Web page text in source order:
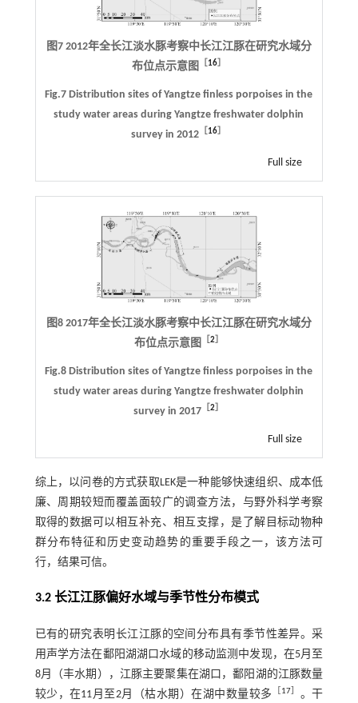
图7 2012年全长江淡水豚考察中长江江豚在研究水域分
布位点示意图［ 16］
Fig.7 Distribution sites of Yangtze finless porpoises in the
study water areas during Yangtze freshwater dolphin
survey in 2012
16］
Full size
图8 2017年全长江淡水豚考察中长江江豚在研究水域分
布位点示意图［ 2］
Fig.8 Distribution sites of Yangtze finless porpoises in the
study water areas during Yangtze freshwater dolphin
survey in 2017 ［2］
Full size
综上，以问卷的方式获取LEK是一种能够快速组织、成本低
廉、周期较短而覆盖面较广的调查方法，与野外科学考察
取得的数据可以相互补充、相互支撑，是了解目标动物种
群分布特征和历史变动趋势的重要手段之一，该方法可
行，结果可信。
3.2 长江江豚偏好水域与季节性分布模式
已有的研究表明长江江豚的空间分布具有季节性差异。采
用声学方法在鄱阳湖湖口水域的移动监测中发现，在5月至
8月（丰水期），江豚主要聚集在湖口，鄱阳湖的江豚数量
较少，在11月至2月（枯水期）在湖中数量较多
17
。干